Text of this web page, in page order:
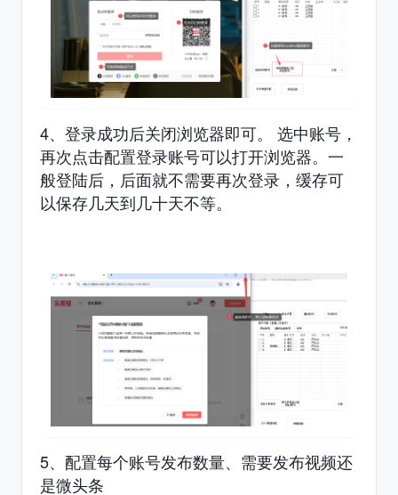
4、登录成功后关闭浏览器即可。 选中账号，
再次点击配置登录账号可以打开浏览器。一
般登陆后，后面就不需要再次登录，缓存可
以保存几天到几十天不等。
5、配置每个账号发布数量、需要发布视频还
是微头条